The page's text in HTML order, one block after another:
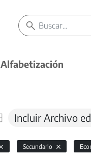
Alfabetización
Incluir Archivo
Secundario